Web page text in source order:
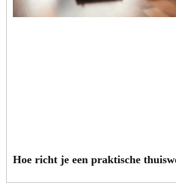
Hoe richt je een praktische